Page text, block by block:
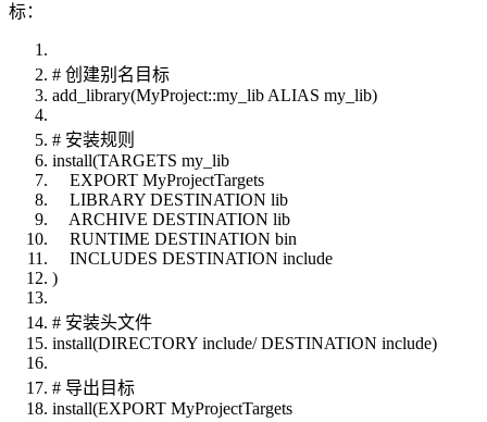
标：
# 创建别名目标
add_library(MyProject::my_lib ALIAS my_lib)
# 安装规则
install(TARGETS my_lib
EXPORT MyProjectTargets
LIBRARY DESTINATION lib
ARCHIVE DESTINATION lib
RUNTIME DESTINATION bin
INCLUDES DESTINATION include
)
# 安装头文件
install(DIRECTORY include/ DESTINATION include)
# 导出目标
install(EXPORT MyProjectTargets